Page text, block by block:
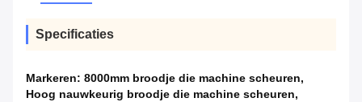
Specificaties
Markeren: 8000mm broodje die machine scheuren,
Hoog nauwkeurig broodje die machine scheuren,